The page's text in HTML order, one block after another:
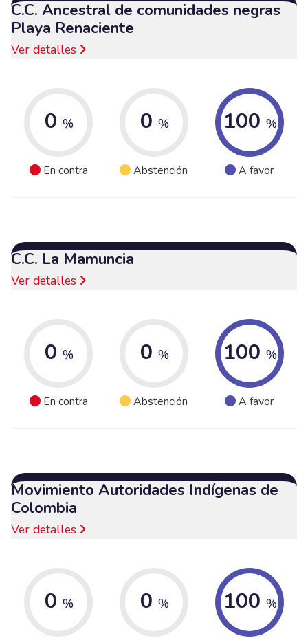
C.C. Ancestral de comunidades negras
Playa Renaciente
Ver detalles
0 %
En contra
0 %
Abstención
100 %
A favor
C.C. La Mamuncia
Ver detalles
0 %
En contra
0 %
Abstención
100 %
A favor
Movimiento Autoridades Indígenas de
Colombia
Ver detalles
0 % 0 % 100 %